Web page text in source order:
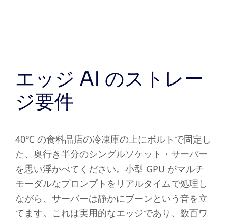
エッジ AI のストレー
ジ要件
40℃ の食料品店の冷凍庫の上にボルトで固定し
た、奥行き半分のシングルソケット・サーバー
を思い浮かべてください。小型 GPU がマルチ
モーダルなプロンプトをリアルタイムで処理し
ながら、サーバーは静かにブーンという音を立
てます。これは実用的なエッジであり、数百ワ